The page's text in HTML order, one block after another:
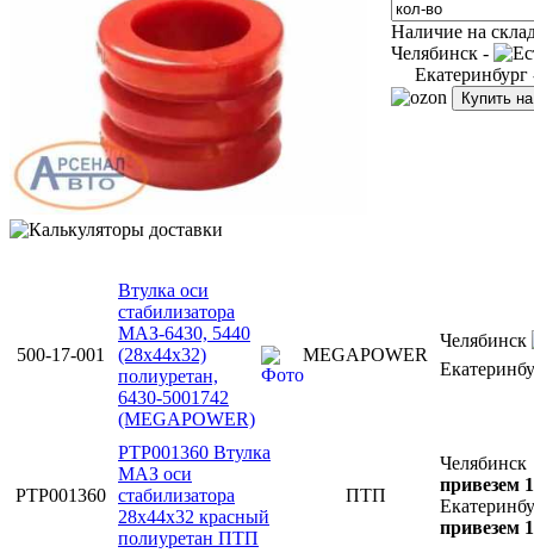
Наличие на
Челябинск -
Купить
500-17-001
Втулка оси
стабилизатора
МАЗ-6430, 5440
(28х44х32)
полиуретан,
6430-5001742
(MEGAPOWER)
MEGAPOWER
Челябинск
PTP001360
PTP001360 Втулка
МАЗ оси
стабилизатора
28х44х32 красный
полиуретан ПТП
ПТП
Челябинск
привезем
привезем